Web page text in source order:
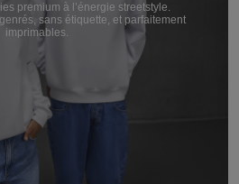
premium à l’énergie streetstyle.
sans étiquette, et parfaitement
imprimables.